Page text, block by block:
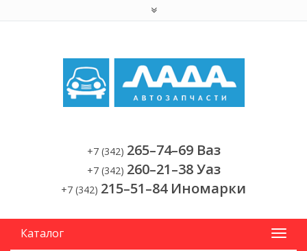
+7 (342) 265–74–69 Ваз
+7 (342) 260–21–38 Уаз
+7 (342) 215–51–84 Иномарки
Каталог